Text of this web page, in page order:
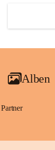
VBl.
Alben
Partner